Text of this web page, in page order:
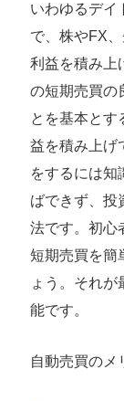
いわゆるデイ
で、株やFX
利益を積み上
の短期売買の
とを基本とす
益を積み上げ
をするには知
ばできず、投
法です。初心
短期売買を簡
ょう。それ
能です。
自動売買のメ